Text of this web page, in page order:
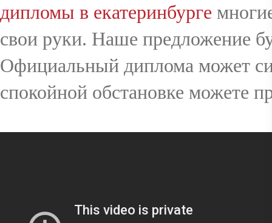
GALERIE
CONTACT
дипломы в екатеринбурге
свои руки. Наше предложение
Официальный диплома может
спокойной обстановке можете